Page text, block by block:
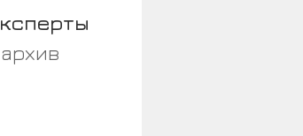
архив